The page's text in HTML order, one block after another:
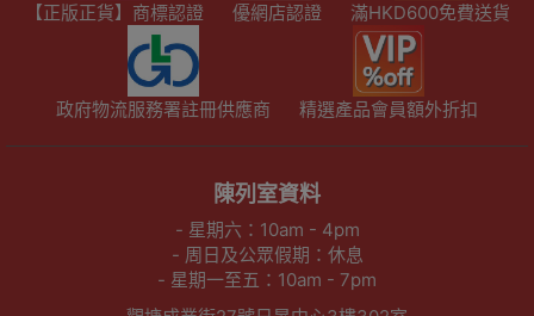
【正版正貨】商標認證 優網店認證 滿HKD600免費送貨
政府物流服務署註冊供應商 精選產品會員額外折扣
陳列室資料
- 星期六：10am - 4pm
- 周日及公眾假期：休息
- 星期一至五：10am - 7pm